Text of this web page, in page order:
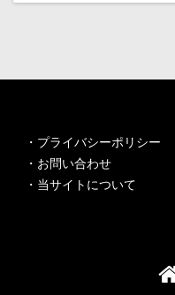
・ プライバシーポリシー
・ お問い合わせ
・ 当サイトについて